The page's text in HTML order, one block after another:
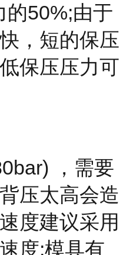
的50%;由于
，短的保压
保压压力可
，需要
压太高会造
度建议采用
度;模具有